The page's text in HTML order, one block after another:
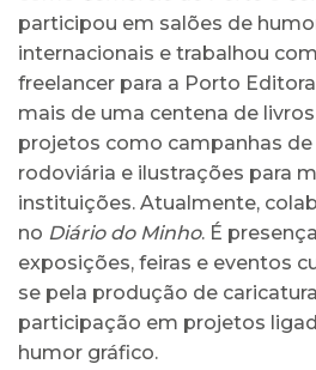
participou em salões de
internacionais e trabalhou
freelancer para a Porto
mais de uma centena de
projetos como campanhas
rodoviária e ilustrações para
instituições. Atualmente,
no Diário do Minho. É
exposições, feiras e eventos
se pela produção de
participação em projetos
humor gráfico.